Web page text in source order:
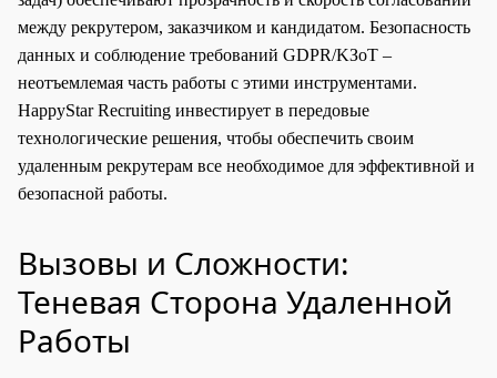
между рекрутером, заказчиком и кандидатом. Безопасность
данных и соблюдение требований GDPR/KЗоТ –
неотъемлемая часть работы с этими инструментами.
HappyStar Recruiting инвестирует в передовые
технологические решения, чтобы обеспечить своим
удаленным рекрутерам все необходимое для эффективной и
безопасной работы.
Вызовы и Сложности:
Теневая Сторона Удаленной
Работы